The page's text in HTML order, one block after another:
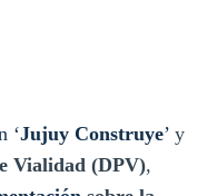
‘Jujuy Construye’ y
Vialidad (DPV),